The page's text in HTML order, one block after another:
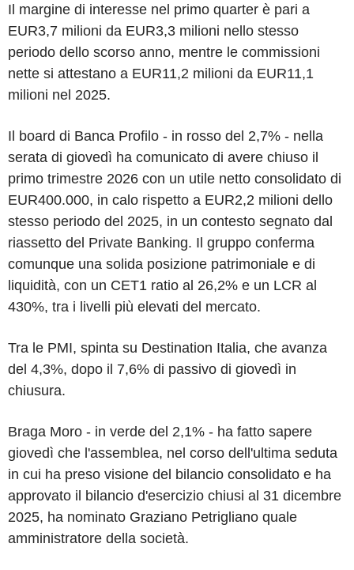
Il margine di interesse nel primo quarter è pari a
EUR3,7 milioni da EUR3,3 milioni nello stesso
periodo dello scorso anno, mentre le commissioni
nette si attestano a EUR11,2 milioni da EUR11,1
milioni nel 2025.
Il board di Banca Profilo - in rosso del 2,7% - nella
serata di giovedì ha comunicato di avere chiuso il
primo trimestre 2026 con un utile netto consolidato di
EUR400.000, in calo rispetto a EUR2,2 milioni dello
stesso periodo del 2025, in un contesto segnato dal
riassetto del Private Banking. Il gruppo conferma
comunque una solida posizione patrimoniale e di
liquidità, con un CET1 ratio al 26,2% e un LCR al
430%, tra i livelli più elevati del mercato.
Tra le PMI, spinta su Destination Italia, che avanza
del 4,3%, dopo il 7,6% di passivo di giovedì in
chiusura.
Braga Moro - in verde del 2,1% - ha fatto sapere
giovedì che l'assemblea, nel corso dell'ultima seduta
in cui ha preso visione del bilancio consolidato e ha
approvato il bilancio d'esercizio chiusi al 31 dicembre
2025, ha nominato Graziano Petrigliano quale
amministratore della società.